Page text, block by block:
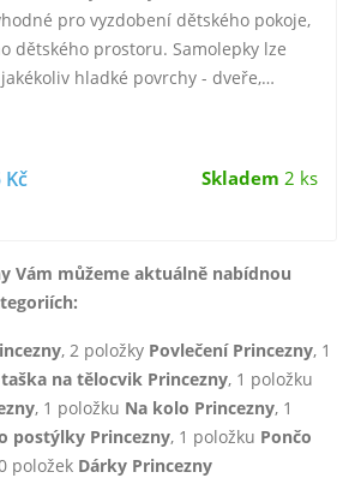
pro vyzdobení dětského pokoje,
dětského prostoru. Samolepky lze
hladké povrchy - dveře,…
Kč Skladem 2 ks
Vám můžeme aktuálně nabídnou
, 2 položky Povlečení Princezny, 1
na tělocvik Princezny, 1 položku
, 1 položku Na kolo Princezny, 1
postýlky Princezny, 1 položku Pončo
položek Dárky Princezny